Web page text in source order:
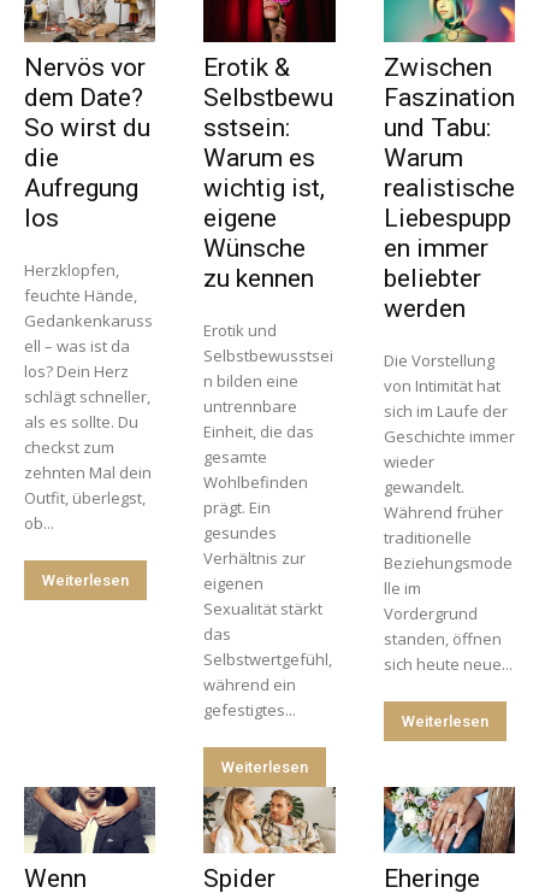
Nervös vor
dem Date?
So wirst du
die
Aufregung
los
Herzklopfen,
feuchte Hände,
Gedankenkaruss
ell – was ist da
los? Dein Herz
schlägt schneller,
als es sollte. Du
checkst zum
zehnten Mal dein
Outfit, überlegst,
ob...
Weiterlesen
Erotik &
Selbstbewu
sstsein:
Warum es
wichtig ist,
eigene
Wünsche
zu kennen
Erotik und
Selbstbewusstsei
n bilden eine
untrennbare
Einheit, die das
gesamte
Wohlbefinden
prägt. Ein
gesundes
Verhältnis zur
eigenen
Sexualität stärkt
das
Selbstwertgefühl,
während ein
gefestigtes...
Weiterlesen
Zwischen
Faszination
und Tabu:
Warum
realistische
Liebespupp
en immer
beliebter
werden
Die Vorstellung
von Intimität hat
sich im Laufe der
Geschichte immer
wieder
gewandelt.
Während früher
traditionelle
Beziehungsmode
lle im
Vordergrund
standen, öffnen
sich heute neue...
Weiterlesen
Wenn Spider Eheringe